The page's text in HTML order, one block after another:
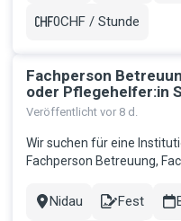
Gehalt
0CHF / Stunde
Fachperson
oder Pflegehelfer:in
Veröffentlicht vor 8 d.
Wir suchen für eine
Fachperson Betreuung,
mit schweren mehrfachen
Stadt
Nidau
Contract
Fest